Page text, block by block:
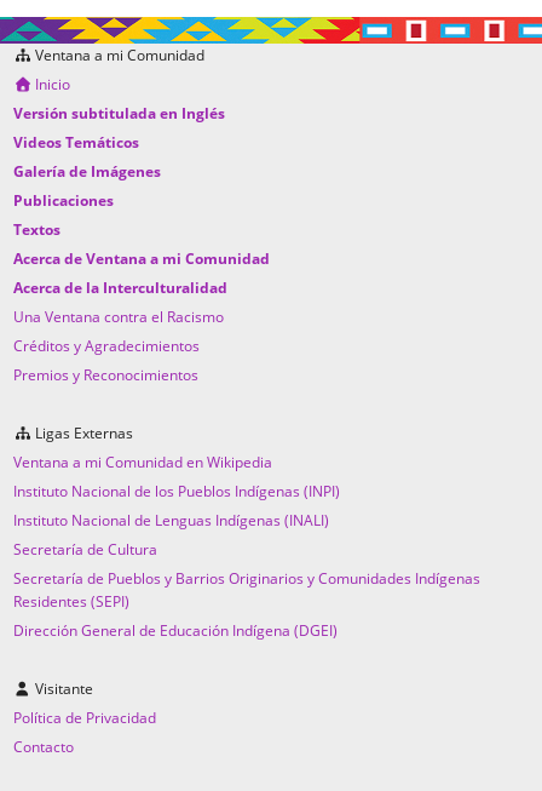
Ventana a mi Comunidad
Inicio
Versión subtitulada en Inglés
Videos Temáticos
Galería de Imágenes
Publicaciones
Textos
Acerca de Ventana a mi Comunidad
Acerca de la Interculturalidad
Una Ventana contra el Racismo
Créditos y Agradecimientos
Premios y Reconocimientos
Ligas Externas
Ventana a mi Comunidad en Wikipedia
Instituto Nacional de los Pueblos Indígenas (INPI)
Instituto Nacional de Lenguas Indígenas (INALI)
Secretaría de Cultura
Secretaría de Pueblos y Barrios Originarios y Comunidades Indígenas
Residentes (SEPI)
Dirección General de Educación Indígena (DGEI)
Visitante
Política de Privacidad
Contacto